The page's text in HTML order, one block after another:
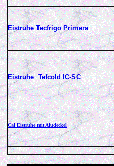
Eistruhe Tecfrigo Primera
Eistruhe Tefcold IC-SC
Cal Eistruhe mit Aludeckel